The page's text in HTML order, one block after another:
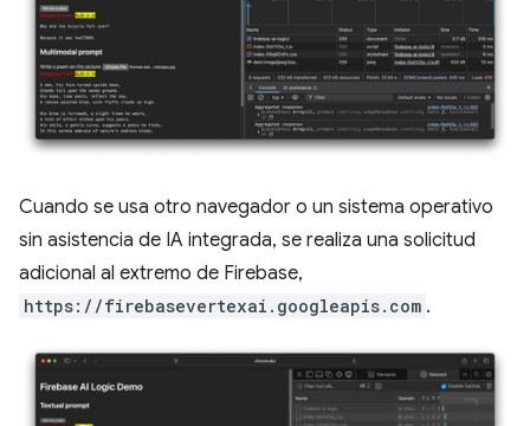
Cuando se usa otro navegador o un sistema operativo
sin asistencia de IA integrada, se realiza una solicitud
adicional al extremo de Firebase,
https://firebasevertexai.googleapis.com .